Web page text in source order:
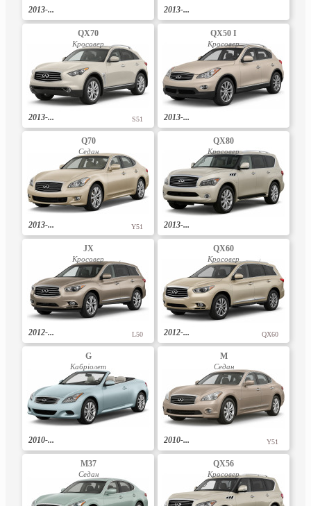
2013-... 2013-...
QX70
Кросовер
2013-... S51
QX50 I
Кросовер
2013-...
Q70
Седан
2013-... Y51
QX80
Кросовер
2013-...
JX
Кросовер
2012-... L50
QX60
Кросовер
2012-... QX60
G
Кабріолет
2010-...
M
Седан
2010-... Y51
M37
Седан
QX56
Кросовер